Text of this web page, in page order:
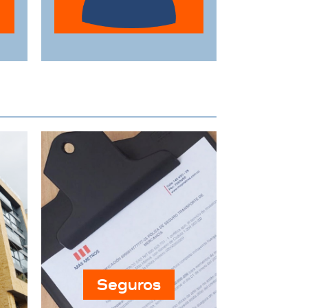
necesidades
Seguros